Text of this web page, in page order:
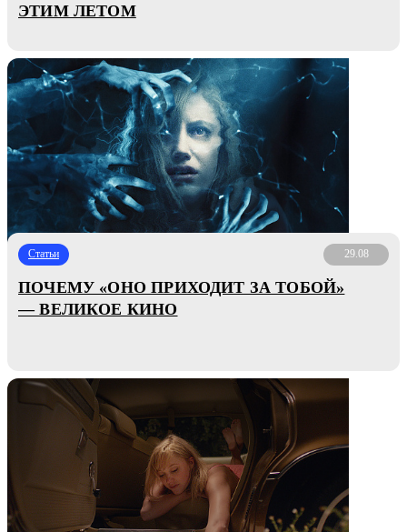
ЭТИМ ЛЕТОМ
Статьи 29.08
ПОЧЕМУ «ОНО ПРИХОДИТ ЗА ТОБОЙ»
— ВЕЛИКОЕ КИНО